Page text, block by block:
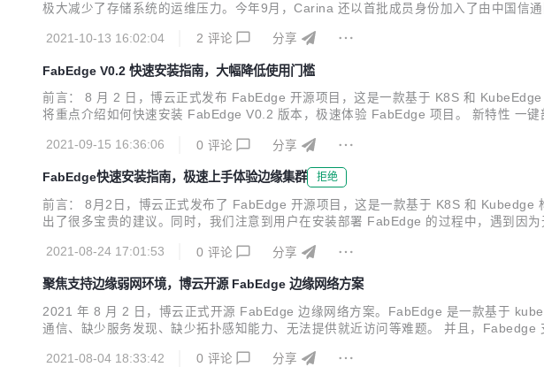
极大减少了存储系统的运维压力。今年9月，Carina 还以首批成员身份加入了由中国信
2021-10-13 16:02:04
2 评论 分享
FabEdge V0.2 快速安装指南，大幅降低使用门槛
前言： 8 月 2 日，博云正式发布 FabEdge 开源项目，这是一款基于 K8S 和
将重点介绍如何快速安装 FabEdge V0.2 版本，极速体验 FabEdge 项目。 新特性 一
2021-09-15 16:36:06
0 评论 分享
FabEdge快速安装指南，极速上手体验边缘集群 拒绝
前言： 8月2日，博云正式发布了 FabEdge 开源项目，这是一款基于 K8S 和
出了很多宝贵的建议。同时，我们注意到用户在安装部署 FabEdge 的过程中，遇到因
2021-08-24 17:01:53
0 评论 分享
聚焦支持边缘弱网环境，博云开源 FabEdge 边缘网络方案
2021 年 8 月 2 日，博云正式开源 FabEdge 边缘网络方案。FabEdge 是一款基于
通信、缺少服务发现、缺少拓扑感知能力、无法提供就近访问等难题。 并且，
2021-08-04 18:33:42
0 评论 分享